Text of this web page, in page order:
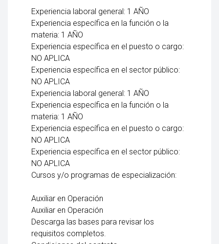
Experiencia laboral general: 1 AÑO
Experiencia específica en la función o la
materia: 1 AÑO
Experiencia específica en el puesto o cargo:
NO APLICA
Experiencia específica en el sector público:
NO APLICA
Experiencia laboral general: 1 AÑO
Experiencia específica en la función o la
materia: 1 AÑO
Experiencia específica en el puesto o cargo:
NO APLICA
Experiencia específica en el sector público:
NO APLICA
Cursos y/o programas de especialización:
Auxiliar en Operación
Auxiliar en Operación
Descarga las bases para revisar los
requisitos completos.